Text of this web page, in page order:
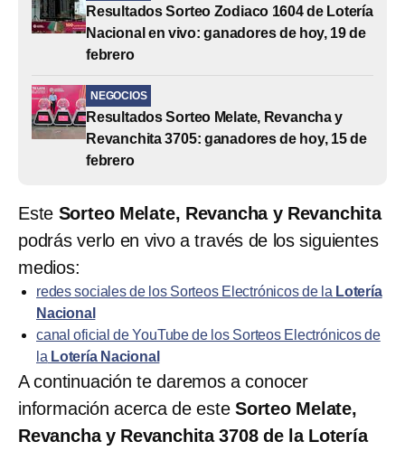
Resultados Sorteo Zodiaco 1604 de Lotería
Nacional en vivo: ganadores de hoy, 19 de
febrero
NEGOCIOS
Resultados Sorteo Melate, Revancha y
Revanchita 3705: ganadores de hoy, 15 de
febrero
Este Sorteo Melate, Revancha y Revanchita
podrás verlo en vivo a través de los siguientes
medios:
redes sociales de los Sorteos Electrónicos de la Lotería
Nacional
canal oficial de YouTube de los Sorteos Electrónicos de
la Lotería Nacional
A continuación te daremos a conocer
información acerca de esteSorteo Melate,
Revancha y Revanchita 3708 de la Lotería